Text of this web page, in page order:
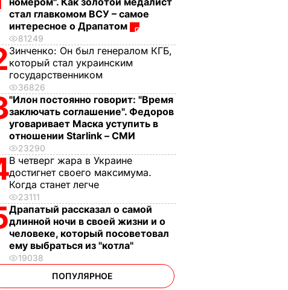
стал главкомом ВСУ – самое
интересное о Драпатом
81249
Зинченко: Он был генералом КГБ,
который стал украинским
государственником
36826
"Илон постоянно говорит: "Время
заключать соглашение". Федоров
уговаривает Маска уступить в
отношении Starlink – СМИ
23290
В четверг жара в Украине
достигнет своего максимума.
Когда станет легче
23111
Драпатый рассказал о самой
длинной ночи в своей жизни и о
человеке, который посоветовал
ему выбраться из "котла"
19038
ПОПУЛЯРНОЕ